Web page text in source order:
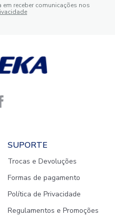
receber comunicações nos
SUPORTE
Trocas e Devoluções
Formas de pagamento
Política de Privacidade
Regulamentos e Promoções